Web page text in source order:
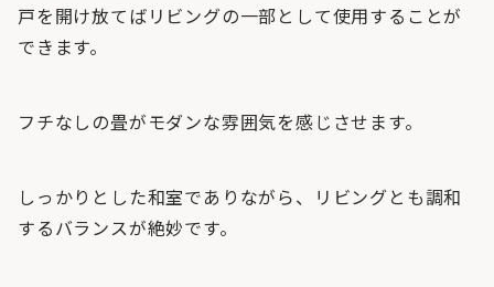
戸を開け放てばリビングの一部として使用することが
できます。
フチなしの畳がモダンな雰囲気を感じさせます。
しっかりとした和室でありながら、リビングとも調和
するバランスが絶妙です。